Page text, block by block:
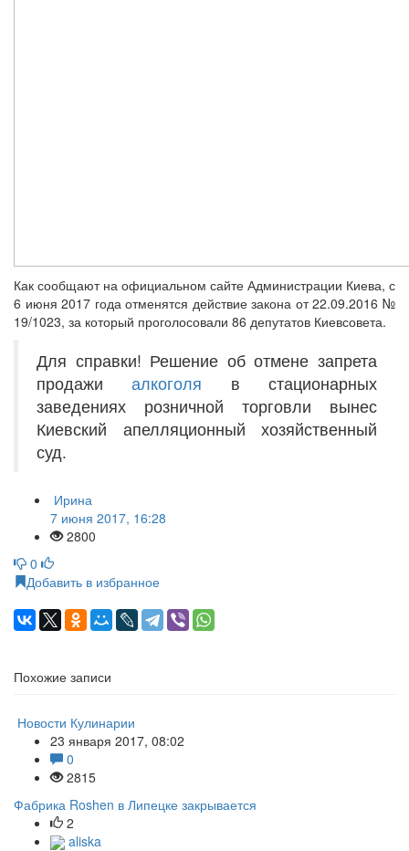
Как сообщают на официальном сайте Администрации Киева, с
6 июня 2017 года отменятся действие закона от 22.09.2016 №
19/1023, за который проголосовали 86 депутатов Киевсовета.
Для справки! Решение об отмене запрета
продажиалкоголя в стационарных
заведениях розничной торговли вынес
Киевский апелляционный хозяйственный
суд.
Ирина
7 июня 2017, 16:28
2800
0
Добавить в избранное
Похожие записи
Новости Кулинарии
23 января 2017, 08:02
0
2815
Фабрика Roshen в Липецке закрывается
2
aliska